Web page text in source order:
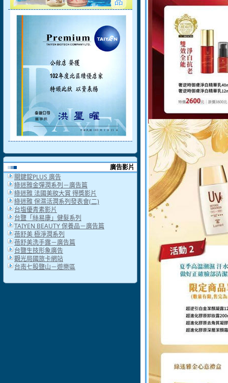
廣告影片
關鍵錠PLUS 廣告
綠迷雅金彈潤系列－廣告篇
綠迷雅 法國美妝大賞 得獎影片
綠迷雅 保濕活潤系列發表會(二)
台塩優青素影片
台鹽「絲易康」健髮系列
TAIYEN BEAUTY 保養品－廣告篇
蓓舒美 極淨潤系列
蓓舒美洗手露－廣告篇
台鹽生技形象廣告
觀光局國旅卡網站
台南七股鹽山－遊樂區